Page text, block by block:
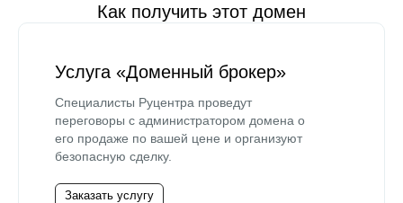
Как получить этот домен
Услуга «Доменный брокер»
Специалисты Руцентра проведут
переговоры с администратором домена о
его продаже по вашей цене и организуют
безопасную сделку.
Заказать услугу